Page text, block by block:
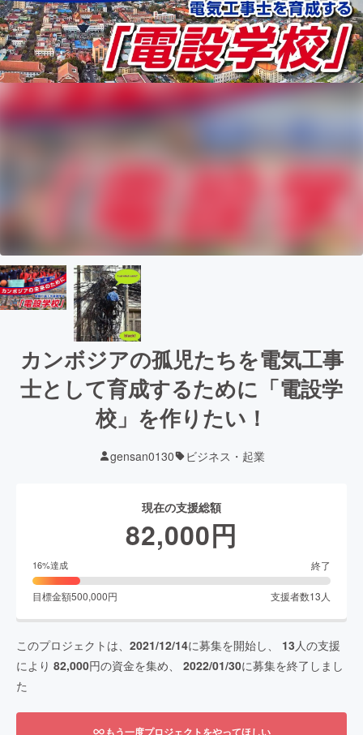
カンボジアの孤児たちを電気工事
士として育成するために「電設学
校」を作りたい！
gensan0130 ビジネス・起業
現在の支援総額
82,000円
16%達成 終了
目標金額500,000円 支援者数13 人
このプロジェクトは、 2021/12/14に募集を開始し、 13 人の支援
により 82,000円の資金を集め、 2022/01/30に募集を終了しまし
た
もう一度プロジェクトをやってほしい